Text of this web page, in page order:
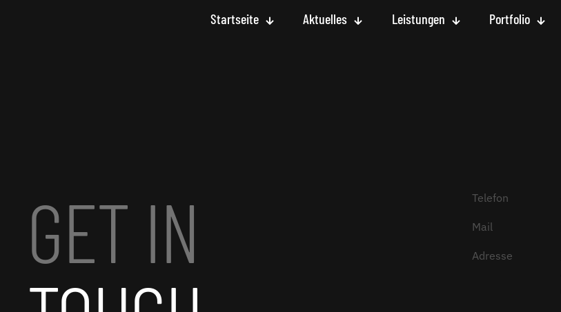
Startseite Aktuelles Leistungen Portfolio
GET IN
Telefon
Mail
Adresse